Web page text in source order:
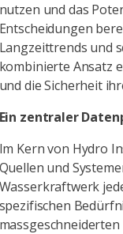
nutzen und das
Entscheidungen
Langzeittrends und
kombinierte Ansatz
und die Sicherheit
Ein zentraler
Im Kern von Hydro
Quellen und
Wasserkraftwerk
spezifischen